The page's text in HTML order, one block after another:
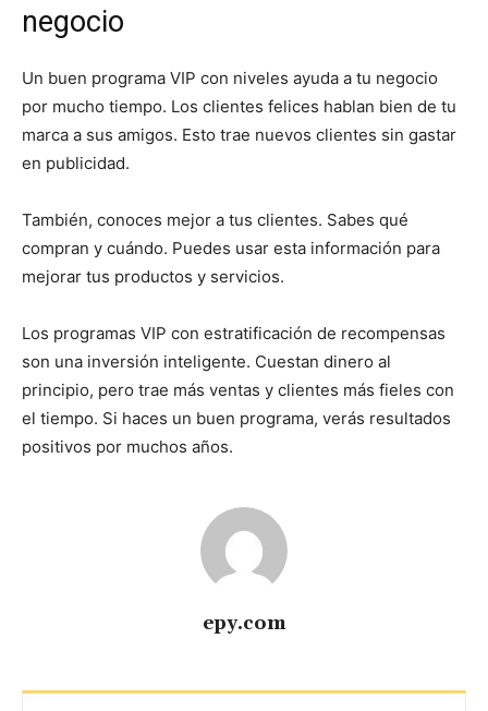
negocio
Un buen programa VIP con niveles ayuda a tu negocio
por mucho tiempo. Los clientes felices hablan bien de tu
marca a sus amigos. Esto trae nuevos clientes sin gastar
en publicidad.
También, conoces mejor a tus clientes. Sabes qué
compran y cuándo. Puedes usar esta información para
mejorar tus productos y servicios.
Los programas VIP con estratificación de recompensas
son una inversión inteligente. Cuestan dinero al
principio, pero trae más ventas y clientes más fieles con
el tiempo. Si haces un buen programa, verás resultados
positivos por muchos años.
epy.com